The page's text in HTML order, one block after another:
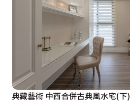
典藏藝術 中西合併古典風水宅(下)